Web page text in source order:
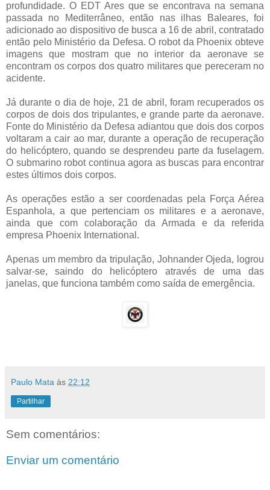
profundidade. O EDT Ares que se encontrava na semana
passada no Mediterrâneo, então nas ilhas Baleares, foi
adicionado ao dispositivo de busca a 16 de abril, contratado
então pelo Ministério da Defesa. O robot da Phoenix obteve
imagens que mostram que no interior da aeronave se
encontram os corpos dos quatro militares que pereceram no
acidente.
Já durante o dia de hoje, 21 de abril, foram recuperados os
corpos de dois dos tripulantes, e grande parte da aeronave.
Fonte do Ministério da Defesa adiantou que dois dos corpos
voltaram a cair ao mar, durante a operação de recuperação
do helicóptero, quando se desprendeu parte da fuselagem.
O submarino robot continua agora as buscas para encontrar
estes últimos dois corpos.
As operações estão a ser coordenadas pela Força Aérea
Espanhola, a que pertenciam os militares e a aeronave,
ainda que com colaboração da Armada e da referida
empresa Phoenix International.
Apenas um membro da tripulação, Johnander Ojeda, logrou
salvar-se, saindo do helicóptero através de uma das
janelas, que funciona também como saída de emergência.
Paulo Mata às 22:12
Partilhar
Sem comentários:
Enviar um comentário